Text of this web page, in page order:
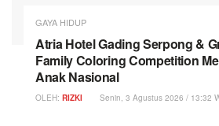
GAYA HIDUP
Atria Hotel Gading Serpong &
Family Coloring Competition
Anak Nasional
OLEH: RIZKI Senin, 3 Agustus 2026 / 13:32